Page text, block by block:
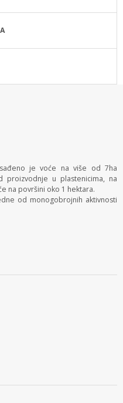
je voće na više od 7ha
proizvodnje u plastenicima, na
na površini oko 1 hektara.
od monogobrojnih aktivnosti